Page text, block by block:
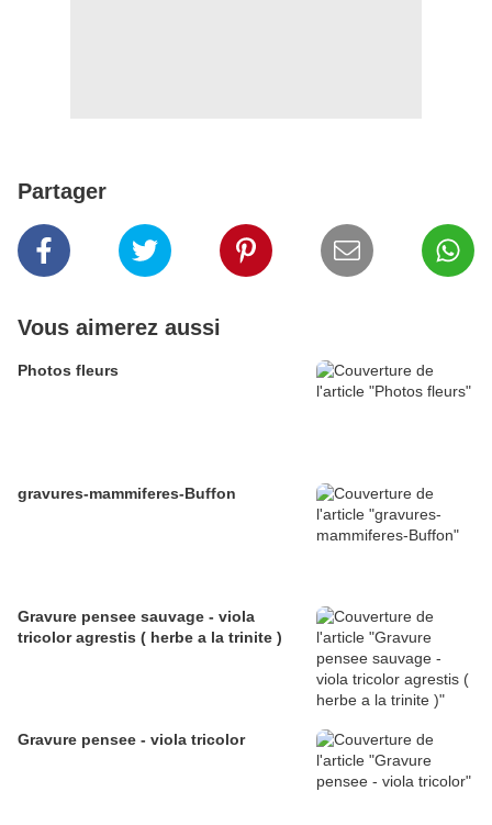
Partager
Vous aimerez aussi
Photos fleurs
gravures-mammiferes-Buffon
Gravure pensee sauvage - viola
tricolor agrestis ( herbe a la trinite )
Gravure pensee - viola tricolor